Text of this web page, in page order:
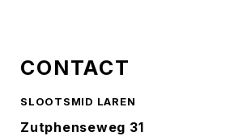
CONTACT
SLOOTSMID LAREN
Zutphenseweg 31